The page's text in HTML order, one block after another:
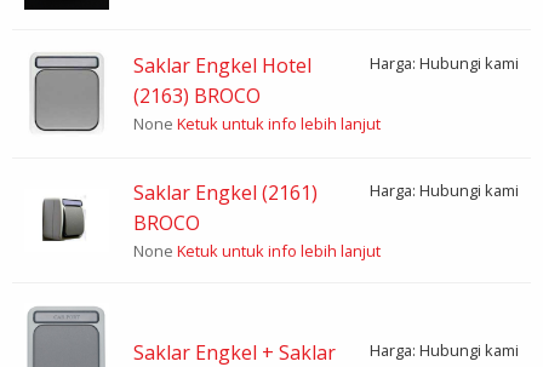
Saklar Engkel Hotel
(2163) BROCO
Harga: Hubungi kami
None Ketuk untuk info lebih lanjut
Saklar Engkel (2161)
BROCO
Harga: Hubungi kami
None Ketuk untuk info lebih lanjut
Saklar Engkel + Saklar
Harga: Hubungi kami